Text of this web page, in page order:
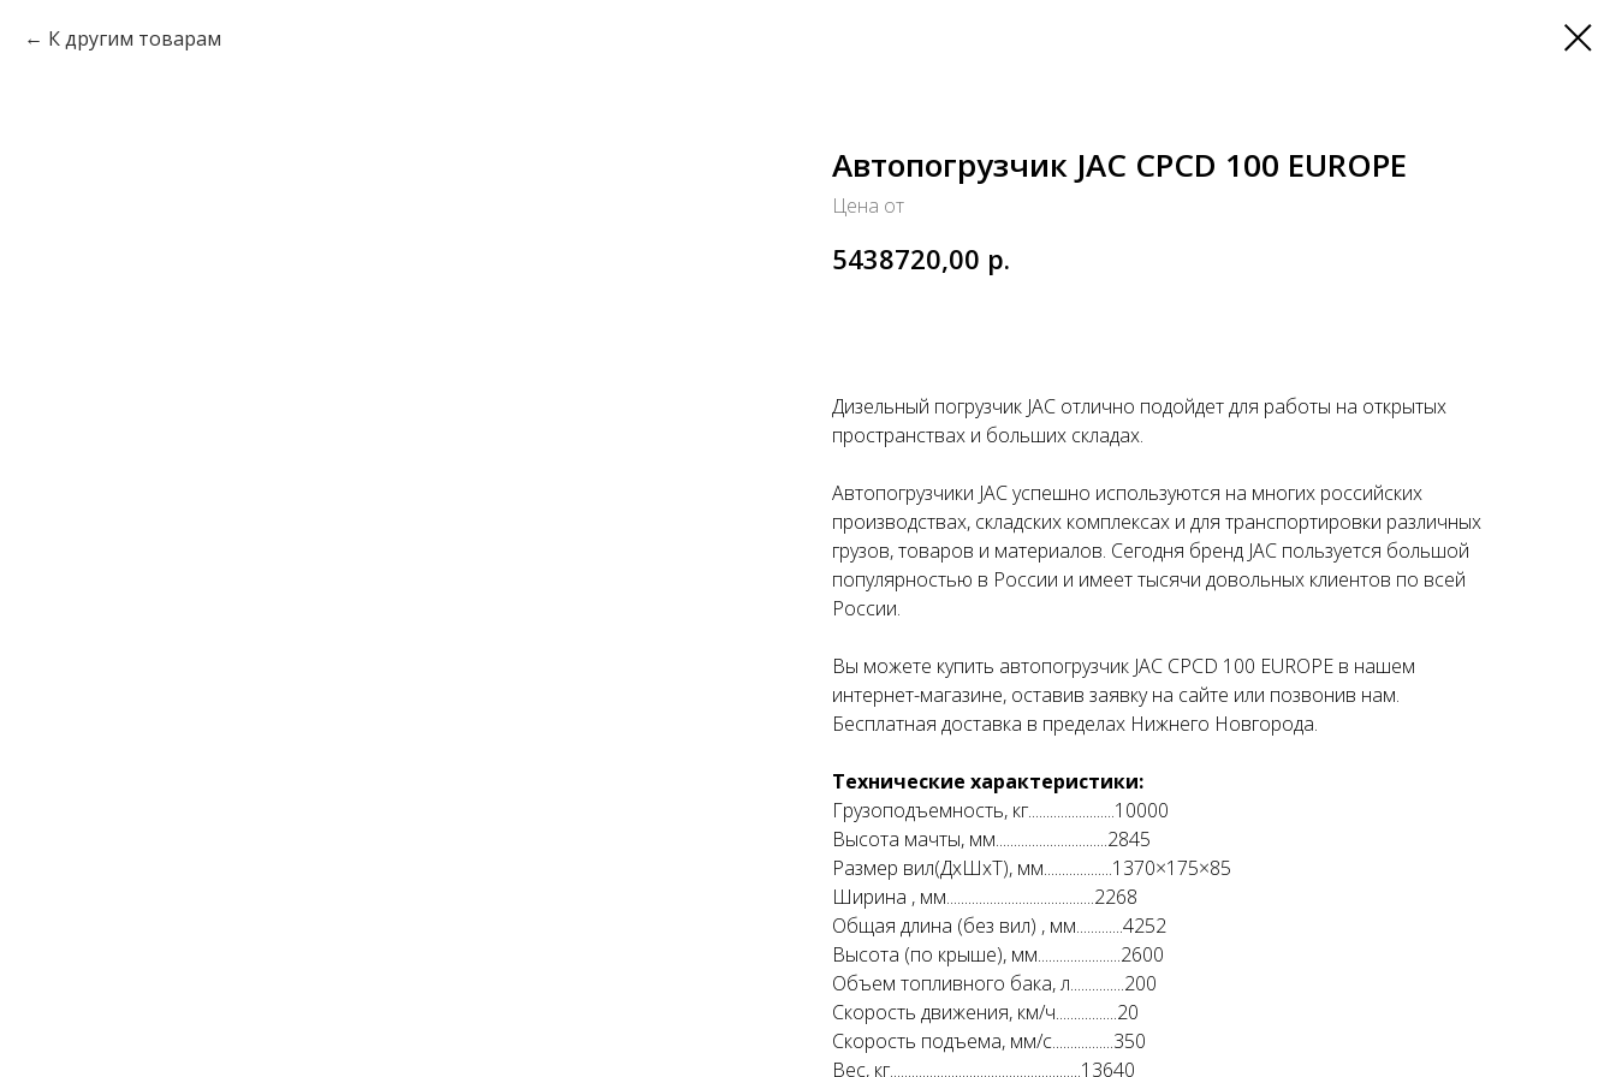
К другим товарам
Автопогрузчик JAC CPCD 100 EUROPE
Цена от
5438720,00 р.
Дизельный погрузчик JAC отлично подойдет для работы на открытых
пространствах и больших складах.
Автопогрузчики JAC успешно используются на многих российских
производствах, складских комплексах и для транспортировки различных
грузов, товаров и материалов. Сегодня бренд JAC пользуется большой
популярностью в России и имеет тысячи довольных клиентов по всей
России.
Вы можете купить автопогрузчик JAC CPCD 100 EUROPE в нашем
интернет-магазине, оставив заявку на сайте или позвонив нам.
Бесплатная доставка в пределах Нижнего Новгорода.
Технические характеристики:
Грузоподъемность, кг........................10000
Высота мачты, мм...............................2845
Размер вил(ДхШхТ), мм...................1370×175×85
Ширина , мм.........................................2268
Общая длина (без вил) , мм.............4252
Высота (по крыше), мм.......................2600
Объем топливного бака, л...............200
Скорость движения, км/ч.................20
Скорость подъема, мм/с.................350
Вес, кг.....................................................13640